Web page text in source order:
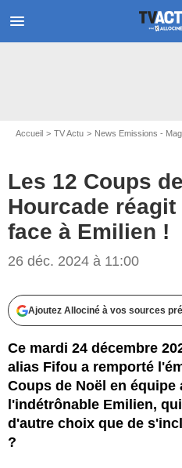
menu
Accueil TV Actu News Emissions -
Les 12 Coups
Hourcade
face à Emilien !
26 déc. 2024 à 11:00
Ajoutez Allociné à vos sources
Ce mardi 24 décembre
alias Fifou a remporté
Coups de Noël en équipe
l'indétrônable Emilien,
d'autre choix que de
?